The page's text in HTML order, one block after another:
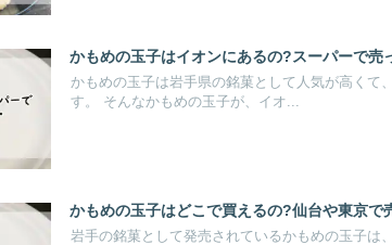
かもめの玉子はイオンにあるの?スーパーで売
かもめの玉子は岩手県の銘菓として人気が高くて
す。 そんなかもめの玉子が、イオ...
かもめの玉子はどこで買えるの?仙台や東京で
岩手の銘菓として発売されているかもめの玉子は